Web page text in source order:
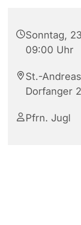
Sonntag,
09:00 Uhr
St.-
Dorfanger
Pfrn. Jugl